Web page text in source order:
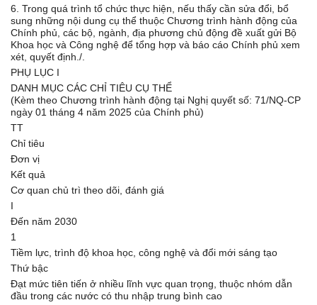
6. Trong quá trình tổ chức thực hiện, nếu thấy cần sửa đổi, bổ
sung những nội dung cụ thể thuộc Chương trình hành động của
Chính phủ, các bộ, ngành, địa phương chủ động đề xuất gửi Bộ
Khoa học và Công nghệ để tổng hợp và báo cáo Chính phủ xem
xét, quyết định./.
PHỤ LỤC I
DANH MỤC CÁC CHỈ TIÊU CỤ THỂ
(Kèm theo Chương trình hành động tại Nghị quyết số: 71/NQ-CP
ngày 01 tháng 4 năm 2025 của Chính phủ)
TT
Chỉ tiêu
Đơn vị
Kết quả
Cơ quan chủ trì theo dõi, đánh giá
I
Đến năm 2030
1
Tiềm lực, trình độ khoa học, công nghệ và đổi mới sáng tạo
Thứ bậc
Đạt mức tiên tiến ở nhiều lĩnh vực quan trọng, thuộc nhóm dẫn
đầu trong các nước có thu nhập trung bình cao